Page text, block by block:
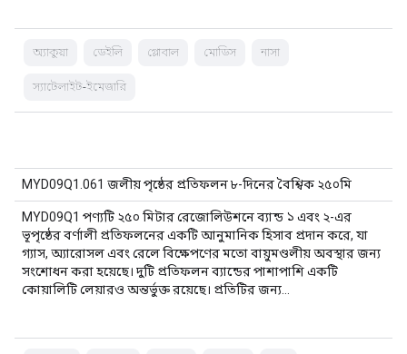
অ্যাকুয়া ডেইলি গ্লোবাল মোডিস নাসা
স্যাটেলাইট-ইমেজারি
MYD09Q1.061 জলীয় পৃষ্ঠের প্রতিফলন ৮-দিনের বৈশ্বিক ২৫০মি
MYD09Q1 পণ্যটি ২৫০ মিটার রেজোলিউশনে ব্যান্ড ১ এবং ২-এর
ভূপৃষ্ঠের বর্ণালী প্রতিফলনের একটি আনুমানিক হিসাব প্রদান করে, যা
গ্যাস, অ্যারোসল এবং রেলে বিক্ষেপণের মতো বায়ুমণ্ডলীয় অবস্থার জন্য
সংশোধন করা হয়েছে। দুটি প্রতিফলন ব্যান্ডের পাশাপাশি একটি
কোয়ালিটি লেয়ারও অন্তর্ভুক্ত রয়েছে। প্রতিটির জন্য…